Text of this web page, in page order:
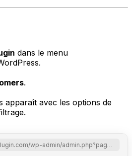
dans le menu
.
apparaît avec les options de
https://www.repairplugin.com/wp-admin/admin.php?page=wp_repair_customers